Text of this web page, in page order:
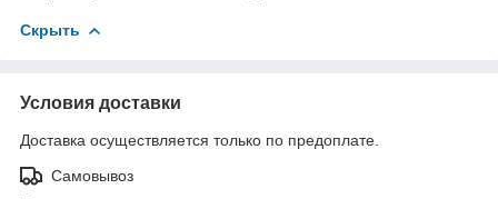
Скрыть
Условия доставки
Доставка осуществляется только по предоплате.
Самовывоз